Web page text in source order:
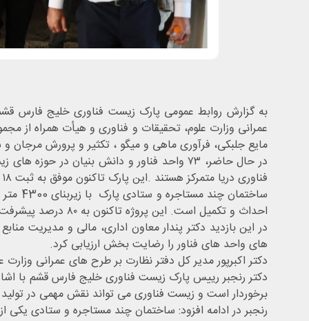
به گزارش روابط عمومی پارک زیست فناوری خلیج فارس قشم
عمرانی وزارت علوم، تحقیقات و فناوری و هیأت همراه از
مایع جلبکی، فرآوری ماهی و میگو ، تکثیر و پرورش مرجان
‌فناوری دریا متمرکز هستند .این پارک تاکنون موفق به ثبت ۱۸ اختراع، تجاری ‌سازی ۶۸ محصول و ایجاد اشتغال برای ۳۲۷ نفر در واحدهای فناور شده است.
احداث و تکمیل است. این پروژه تاکنون به ۸۰ درصد پیشرفت فیزیکی رسیده و اعتبار مورد نیاز برای تکمیل آن ۵۴ میلیارد تومان برآورد شده است .
در این بازدید دکتر پندار معاون اداری، مالی و مدیریت
های واحد های فناور را رضایت بخش ارزیابی کرد.
دکتر اکبرپور مدیر کل دفتر نظارت بر طرح های عمرانی
دکتر رنجبر رییس پارک زیست فناوری خلیج فارس قشم با
برخوردار است و زیست فناوری می تواند نقش مهمی در تولید
رنجبر در ادامه افزود: ساختمان چند مستاجره و ستادی